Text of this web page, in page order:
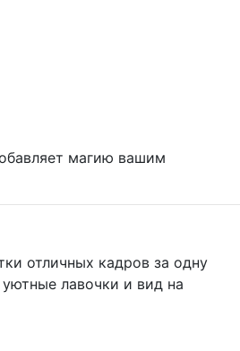
магию вашим
отличных кадров за одну
лавочки и вид на